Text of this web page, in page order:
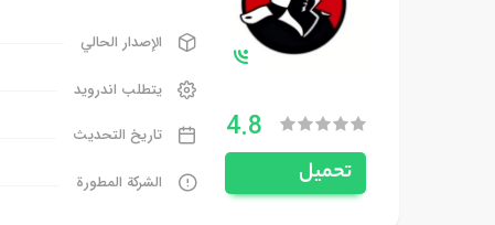
4.8
تحميل
الإصدار الحالي
يتطلب اندرويد
تاريخ التحديث
الشركة المطورة